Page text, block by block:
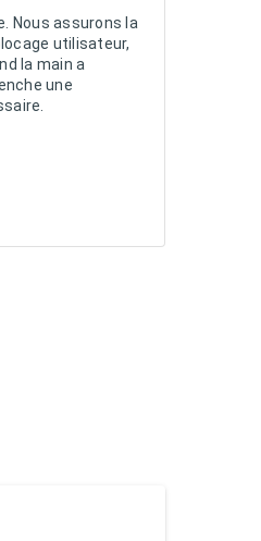
Nous assurons la
utilisateur,
la main a
une